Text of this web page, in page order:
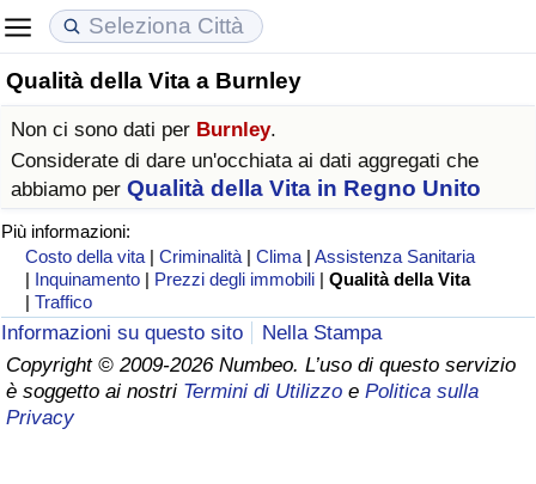
Qualità della Vita a Burnley
Non ci sono dati per Burnley.
Considerate di dare un'occhiata ai dati aggregati che
abbiamo per Qualità della Vita in Regno Unito
Più informazioni:
Costo della vita |Criminalità |Clima |Assistenza Sanitaria
| Inquinamento | Prezzi degli immobili |Qualità della Vita
|Traffico
Informazioni su questo sito
Nella Stampa
Copyright © 2009-2026 Numbeo. L’uso di questo servizio
è soggetto ai nostri Termini di Utilizzo e Politica sulla
Privacy
Costo della vita
Indice Del Costo Della Vita (corrente)
Indice Del Costo Della Vita
Indice del Costo della Vita per Nazione
ad Aqaba
Prezzi degli immobili
Indice del Prezzo delle Case (Corrente)
Indice del Prezzo delle Case
Indice del Prezzo delle Case per Nazione
Qualità della Vita
Indice della Qualità della Vita
Indice della Qualità della Vita (Corrente)
Indice della qualità della vita per Paese
Criminalità
Indice del Tasso di Criminalità (Corrente)